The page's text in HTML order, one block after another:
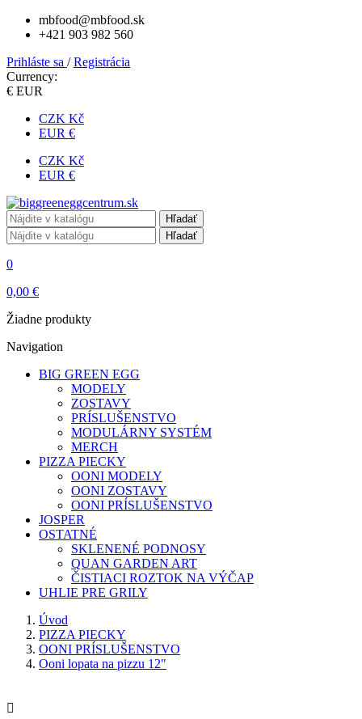
mbfood@mbfood.sk
+421 903 982 560
Prihláste sa /Registrácia
Currency:
€ EUR
CZK Kč
EUR €
CZK Kč
EUR €
Hľadať
Hľadať
0
0,00 €
Žiadne produkty
Navigation
BIG GREEN EGG
MODELY
ZOSTAVY
PRÍSLUŠENSTVO
MODULÁRNY SYSTÉM
MERCH
PIZZA PIECKY
OONI MODELY
OONI ZOSTAVY
OONI PRÍSLUŠENSTVO
JOSPER
OSTATNÉ
SKLENENÉ PODNOSY
QUAN GARDEN ART
ČISTIACI ROZTOK NA VÝČAP
UHLIE PRE GRILY
Úvod
PIZZA PIECKY
OONI PRÍSLUŠENSTVO
Ooni lopata na pizzu 12"
